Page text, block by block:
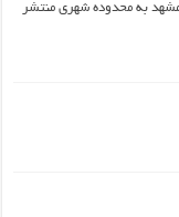
به محدوده شهری منتشر